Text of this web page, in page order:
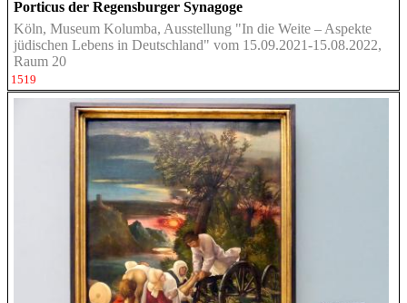
Porticus der Regensburger Synagoge
Köln, Museum Kolumba, Ausstellung "In die Weite – Aspekte
jüdischen Lebens in Deutschland" vom 15.09.2021-15.08.2022,
Raum 20
1519